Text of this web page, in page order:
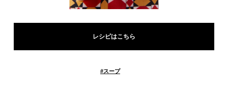
レシピはこちら
#スープ